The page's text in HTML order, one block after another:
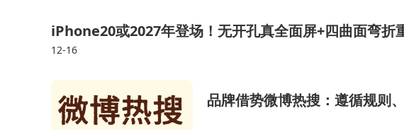
iPhone20或2027年登场！无开孔真全面屏+四曲面弯折
12-16
品牌借势微博热搜：遵循规则